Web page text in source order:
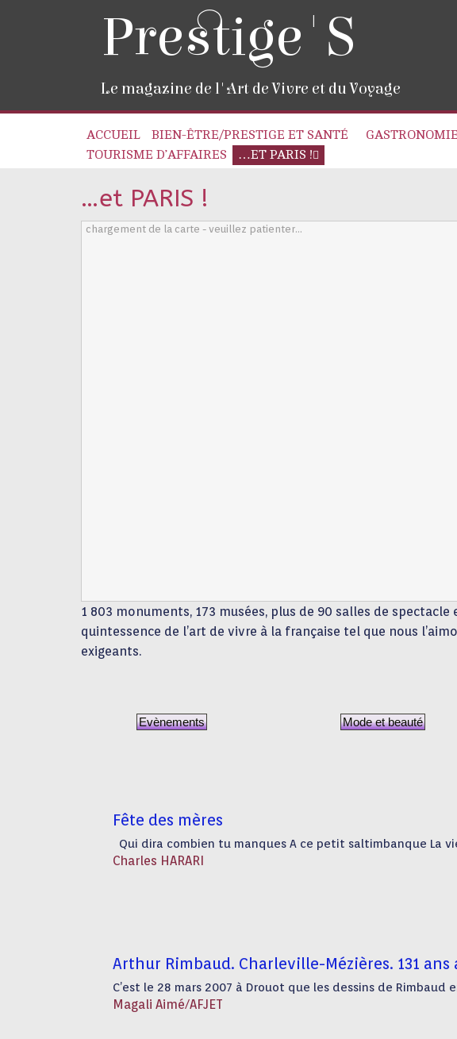
Prestige'S
Le magazine de l'Art de Vivre et du Voyage
ACCUEIL BIEN-ÊTRE/PRESTIGE ET SANTÉ GASTRONOMIE
TOURISME D’AFFAIRES
…ET PARIS !
…et PARIS !
chargement de la carte - veuillez patienter...
1 803 monuments, 173 musées, plus de 90 salles de
quintessence de l’art de vivre à la française tel que nous
exigeants.
Evènements Mode et beauté
Fête des mères
Qui dira combien tu manques A ce petit saltimbanque La
Charles HARARI
Arthur Rimbaud. Charleville-Mézières. 131
C’est le 28 mars 2007 à Drouot que les dessins de
Magali Aimé/AFJET